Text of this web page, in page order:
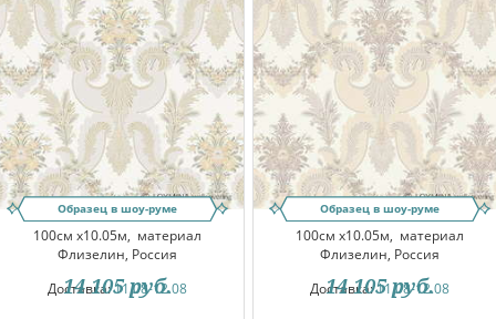
Образец в шоу-руме
100см x10.05м, материал
Флизелин, Россия
Доставка:11.08-12.08
14 105 руб.
Образец в шоу-руме
100см x10.05м, материал
Флизелин, Россия
Доставка:11.08-12.08
14 105 руб.